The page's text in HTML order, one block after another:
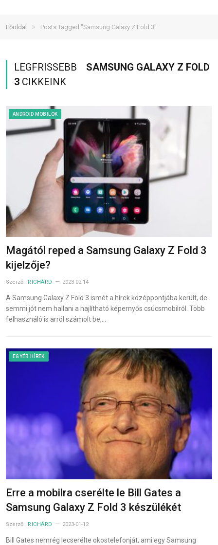
Főoldal » Posts Tagged "Samsung Galaxy Z Fold 3"
LEGFRISSEBB
SAMSUNG GALAXY Z FOLD
3 CIKKEINK
ANDROID MOBILOK
Magától reped a Samsung Galaxy Z Fold 3
kijelzője?
Szerző: RICHÁRD 2023-02-14
A Samsung Galaxy Z Fold 3 ismét a hírek középpontjába került, de
semmi jót nem hallani a hajlítható képernyős csúcsmobilról. Több
felhasználó is arról számolt be,…
EGYÉB HÍREK
Erre a mobilra cserélte le Bill Gates a
Samsung Galaxy Z Fold 3 készülékét
Szerző: RICHÁRD 2023-01-12
Bill Gates nemrég lecserélte okostelefonját, ami egy Samsung